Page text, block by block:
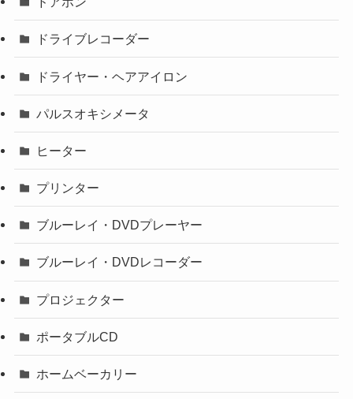
ドライブレコーダー
ドライヤー・ヘアアイロン
パルスオキシメータ
ヒーター
プリンター
ブルーレイ・DVDプレーヤー
ブルーレイ・DVDレコーダー
プロジェクター
ポータブルCD
ホームベーカリー